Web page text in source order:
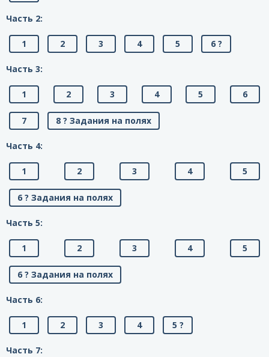
Часть 2:
1 2 3 4 5 6 ?
Часть 3:
1 2 3 4 5 6
7 8 ? Задания на полях
Часть 4:
1 2 3 4 5
6 ? Задания на полях
Часть 5:
1 2 3 4 5
6 ? Задания на полях
Часть 6:
1 2 3 4 5 ?
Часть 7: